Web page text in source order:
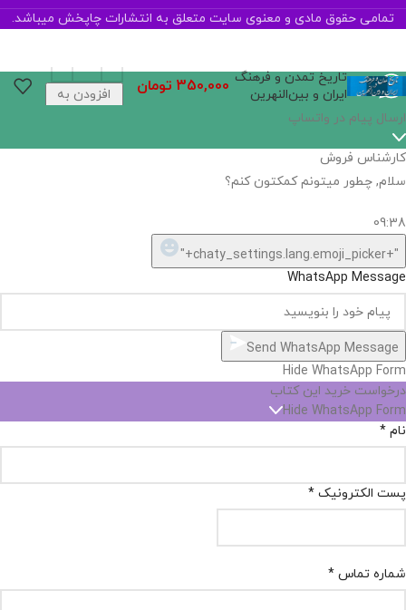
تمامی حقوق مادی و معنوی سایت متعلق به انتشارات چاپخش میباشد.
تاریخ تمدن و فرهنگ
ایران و بین‌النهرین
350,000 تومان
افزودن به
ارسال پیام در واتساپ
کارشناس فروش
سلام, چطور میتونم کمکتون کنم؟
09:38
"+chaty_settings.lang.emoji_picker+"
WhatsApp Message
Send WhatsApp Message
Hide WhatsApp Form
درخواست خرید این کتاب
Hide WhatsApp Form
نام *
پست الکترونیک *
شماره تماس *